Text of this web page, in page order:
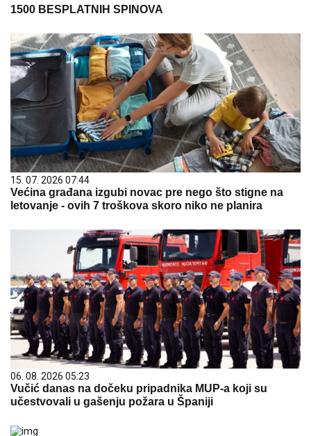
1500 BESPLATNIH SPINOVA
15. 07. 2026 07:44
Većina građana izgubi novac pre nego što stigne na
letovanje - ovih 7 troškova skoro niko ne planira
06. 08. 2026 05:23
Vučić danas na dočeku pripadnika MUP-a koji su
učestvovali u gašenju požara u Španiji